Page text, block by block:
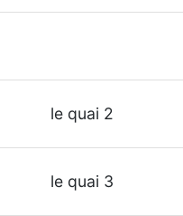
le quai 2
le quai 3